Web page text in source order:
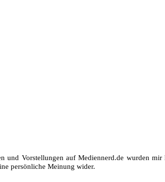
und Vorstellungen auf Mediennerd.de wurden
persönliche Meinung wider.